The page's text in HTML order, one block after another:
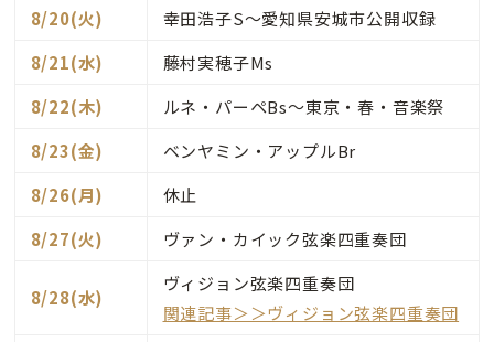
8/20(火)
幸田浩子S～愛知県安城市公開収録
8/21(水)
藤村実穂子Ms
8/22(木)
ルネ・パーペBs～東京・春・音楽祭
8/23(金)
ベンヤミン・アップルBr
8/26(月)
休止
8/27(火)
ヴァン・カイック弦楽四重奏団
8/28(水)
ヴィジョン弦楽四重奏団
関連記事＞＞ヴィジョン弦楽四重奏団